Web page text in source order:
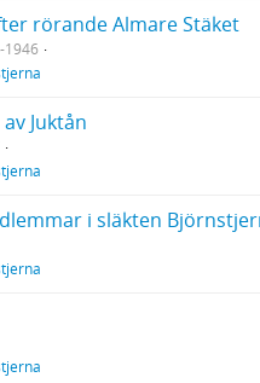
rörande Almare Stäket
1946
Juktån
i släkten